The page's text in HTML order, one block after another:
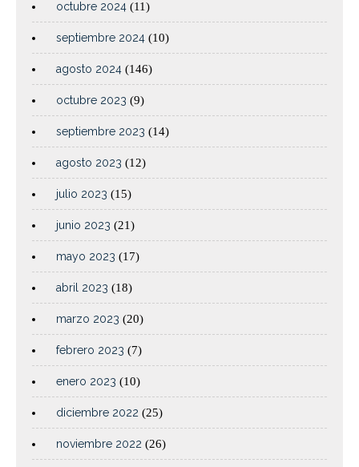
octubre 2024 (11)
septiembre 2024 (10)
agosto 2024 (146)
octubre 2023 (9)
septiembre 2023 (14)
agosto 2023 (12)
julio 2023 (15)
junio 2023 (21)
mayo 2023 (17)
abril 2023 (18)
marzo 2023 (20)
febrero 2023 (7)
enero 2023 (10)
diciembre 2022 (25)
noviembre 2022 (26)